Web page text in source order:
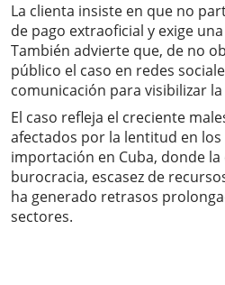
La clienta insiste en que no
de pago extraoficial y exige
También advierte que, de no
público el caso en redes
comunicación para visibilizar
El caso refleja el creciente
afectados por la lentitud en
importación en Cuba, donde
burocracia, escasez de
ha generado retrasos
sectores.